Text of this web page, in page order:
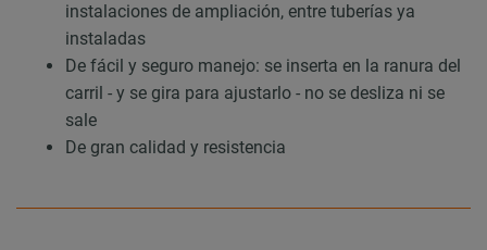
instalaciones de ampliación, entre tuberías ya
instaladas
De fácil y seguro manejo: se inserta en la ranura del
carril - y se gira para ajustarlo - no se desliza ni se
sale
De gran calidad y resistencia